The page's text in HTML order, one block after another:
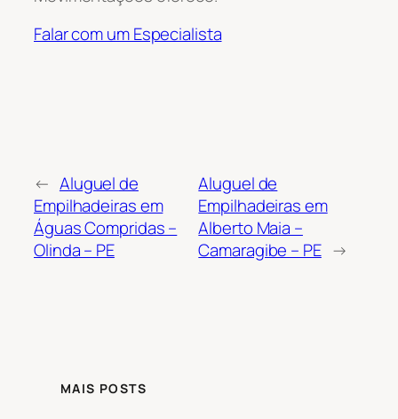
Falar com um Especialista
← Aluguel de
Empilhadeiras em
Águas Compridas –
Olinda – PE
Aluguel de
Empilhadeiras em
Alberto Maia –
Camaragibe – PE →
MAIS POSTS